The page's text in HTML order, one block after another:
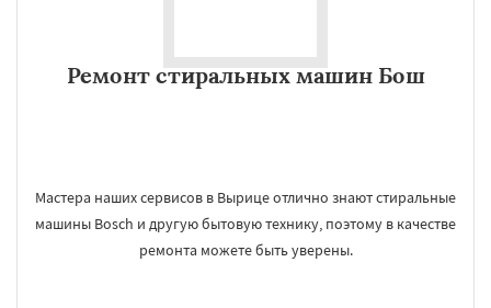
Ремонт стиральных машин Бош
Мастера наших сервисов в Вырице отлично знают стиральные
машины Bosch и другую бытовую технику, поэтому в качестве
ремонта можете быть уверены.